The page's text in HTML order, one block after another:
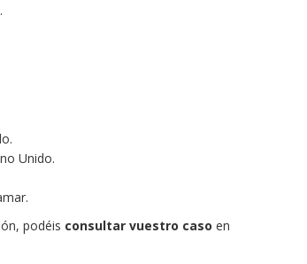
Unido.
podéis consultar vuestro caso en